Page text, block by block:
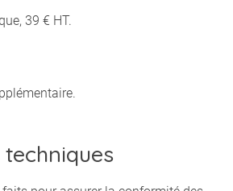
39 € HT.